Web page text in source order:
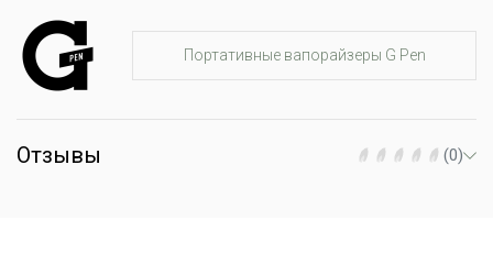
Адаптер для бонга: нет
Коммуникация: светодиоды, вибрация
Габариты: высота 9 см
Цвет: черный
Портативные вапорайзеры G Pen
Отзывы (0)